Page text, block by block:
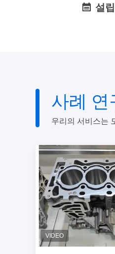
설
사례 연
우리의 서비스는